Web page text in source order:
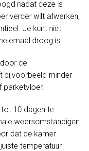
nadat deze is
verder wilt afwerken,
Je kunt niet
droog is.
de
bijvoorbeeld minder
parketvloer.
10 dagen te
weersomstandigen
dat de kamer
temperatuur